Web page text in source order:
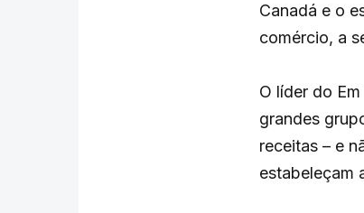
Canadá e o
comércio, a
O líder do
grandes
receitas – e
estabeleçam